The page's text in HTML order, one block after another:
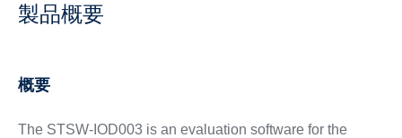
製品概要
概要
The STSW-IOD003 is an evaluation software for the